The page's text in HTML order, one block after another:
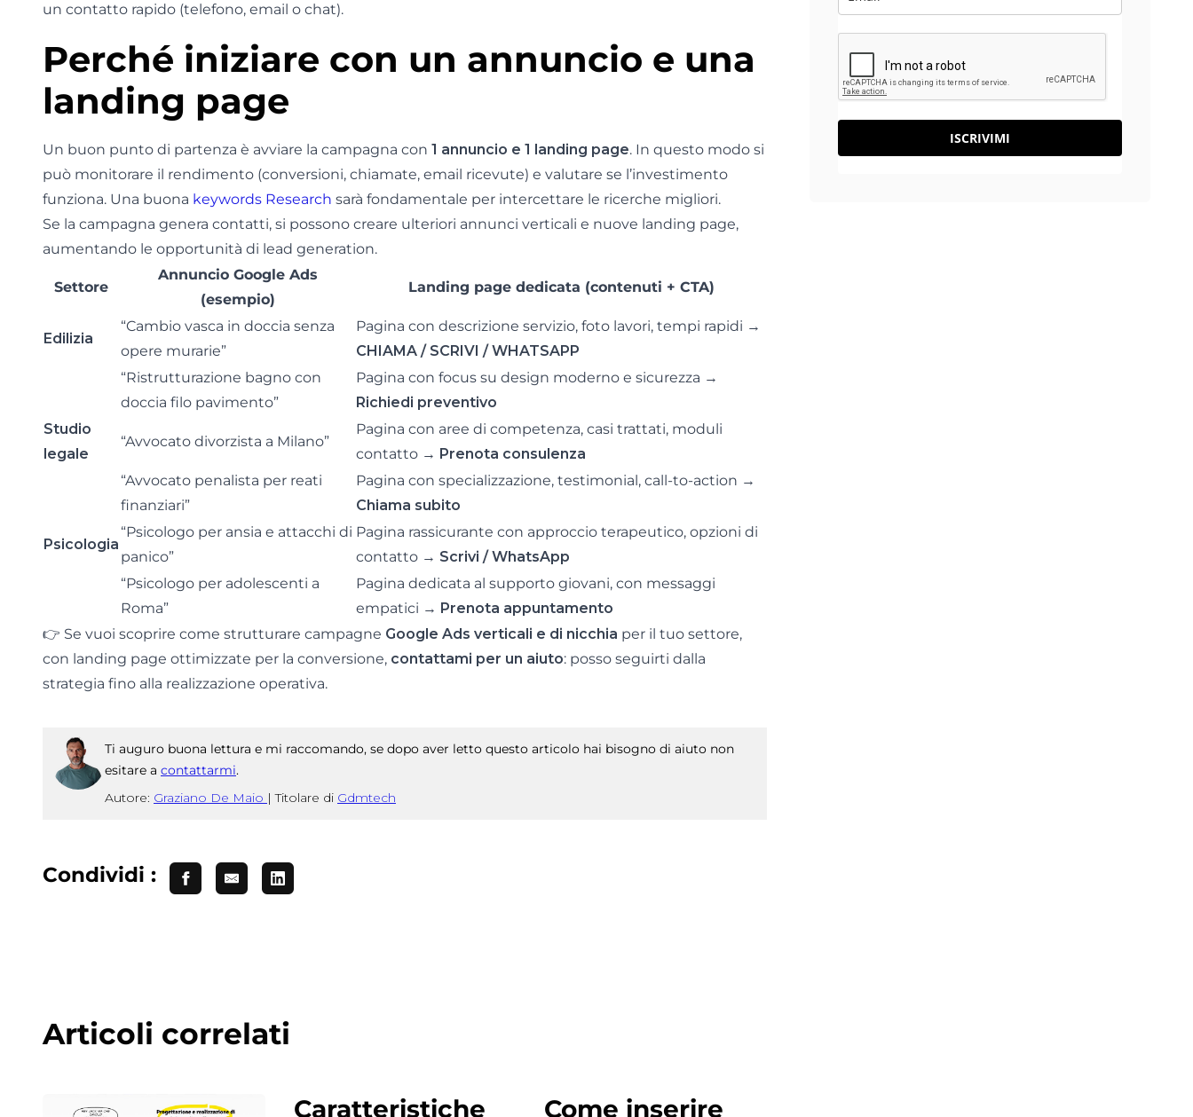
un contatto rapido (telefono, email o chat).
Perché iniziare con un annuncio e una
landing page
Un buon punto di partenza è avviare la campagna con 1 annuncio e 1 landing page. In questo modo si
può monitorare il rendimento (conversioni, chiamate, email ricevute) e valutare se l’investimento
funziona. Una buona keywords Research sarà fondamentale per intercettare le ricerche migliori.
Se la campagna genera contatti, si possono creare ulteriori annunci verticali e nuove landing page,
aumentando le opportunità di lead generation.
Settore
Annuncio Google Ads
(esempio)
Landing page dedicata (contenuti + CTA)
Edilizia
“Cambio vasca in doccia senza
opere murarie”
Pagina con descrizione servizio, foto lavori, tempi rapidi →
CHIAMA / SCRIVI / WHATSAPP
“Ristrutturazione bagno con
doccia filo pavimento”
Pagina con focus su design moderno e sicurezza →
Richiedi preventivo
Studio
legale
“Avvocato divorzista a Milano”
Pagina con aree di competenza, casi trattati, moduli
contatto → Prenota consulenza
“Avvocato penalista per reati
finanziari”
Pagina con specializzazione, testimonial, call-to-action →
Chiama subito
Psicologia
“Psicologo per ansia e attacchi di
panico”
Pagina rassicurante con approccio terapeutico, opzioni di
contatto → Scrivi / WhatsApp
“Psicologo per adolescenti a
Roma”
Pagina dedicata al supporto giovani, con messaggi
empatici → Prenota appuntamento
👉 Se vuoi scoprire come strutturare campagne Google Ads verticali e di nicchia per il tuo settore,
con landing page ottimizzate per la conversione, contattami per un aiuto: posso seguirti dalla
strategia fino alla realizzazione operativa.
Ti auguro buona lettura e mi raccomando, se dopo aver letto questo articolo hai bisogno di aiuto non
esitare a contattarmi.
Autore: Graziano De Maio | Titolare di Gdmtech
Condividi :
Articoli correlati
Caratteristiche Come inserire
ISCRIVIMI